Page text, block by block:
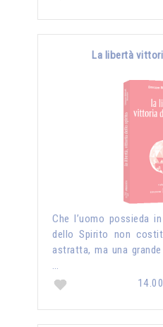
La libertà
Che l’uomo possieda
dello Spirito non
astratta, ma una
…